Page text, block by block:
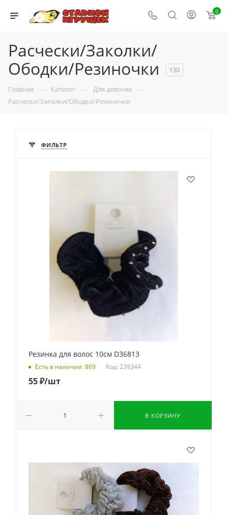
0
Расчески/Заколки/
Ободки/Резиночки
130
Главная — Каталог — Для девочек —
Расчески/Заколки/Ободки/Резиночки
ФИЛЬТР
Резинка для волос 10см D36813
Есть в наличии: 869 Код: 239344
55₽/шт
В КОРЗИНУ